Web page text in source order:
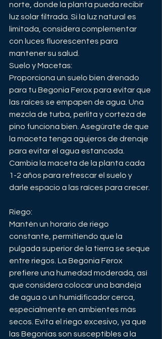
norte, donde la planta pueda recibir
luz solar filtrada. Si la luz natural es
limitada, considera complementar
con luces fluorescentes para
mantener su salud.
Suelo y Macetas:
Proporciona un suelo bien drenado
para tu Begonia Ferox para evitar que
las raíces se empapen de agua. Una
mezcla de turba, perlita y corteza de
pino funciona bien. Asegúrate de que
la maceta tenga agujeros de drenaje
para evitar el agua estancada.
Cambia la maceta de la planta cada
1-2 años para refrescar el suelo y
darle espacio a las raíces para crecer.
Riego:
Mantén un horario de riego
constante, permitiendo que la
pulgada superior de la tierra se seque
entre riegos. La Begonia Ferox
prefiere una humedad moderada, así
que considera colocar una bandeja
de agua o un humidificador cerca,
especialmente en ambientes más
secos. Evita el riego excesivo, ya que
las Begonias son susceptibles a la